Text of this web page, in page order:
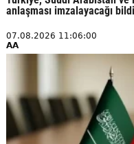
anlaşması imzalayacağı
07.08.2026 11:06:00
AA